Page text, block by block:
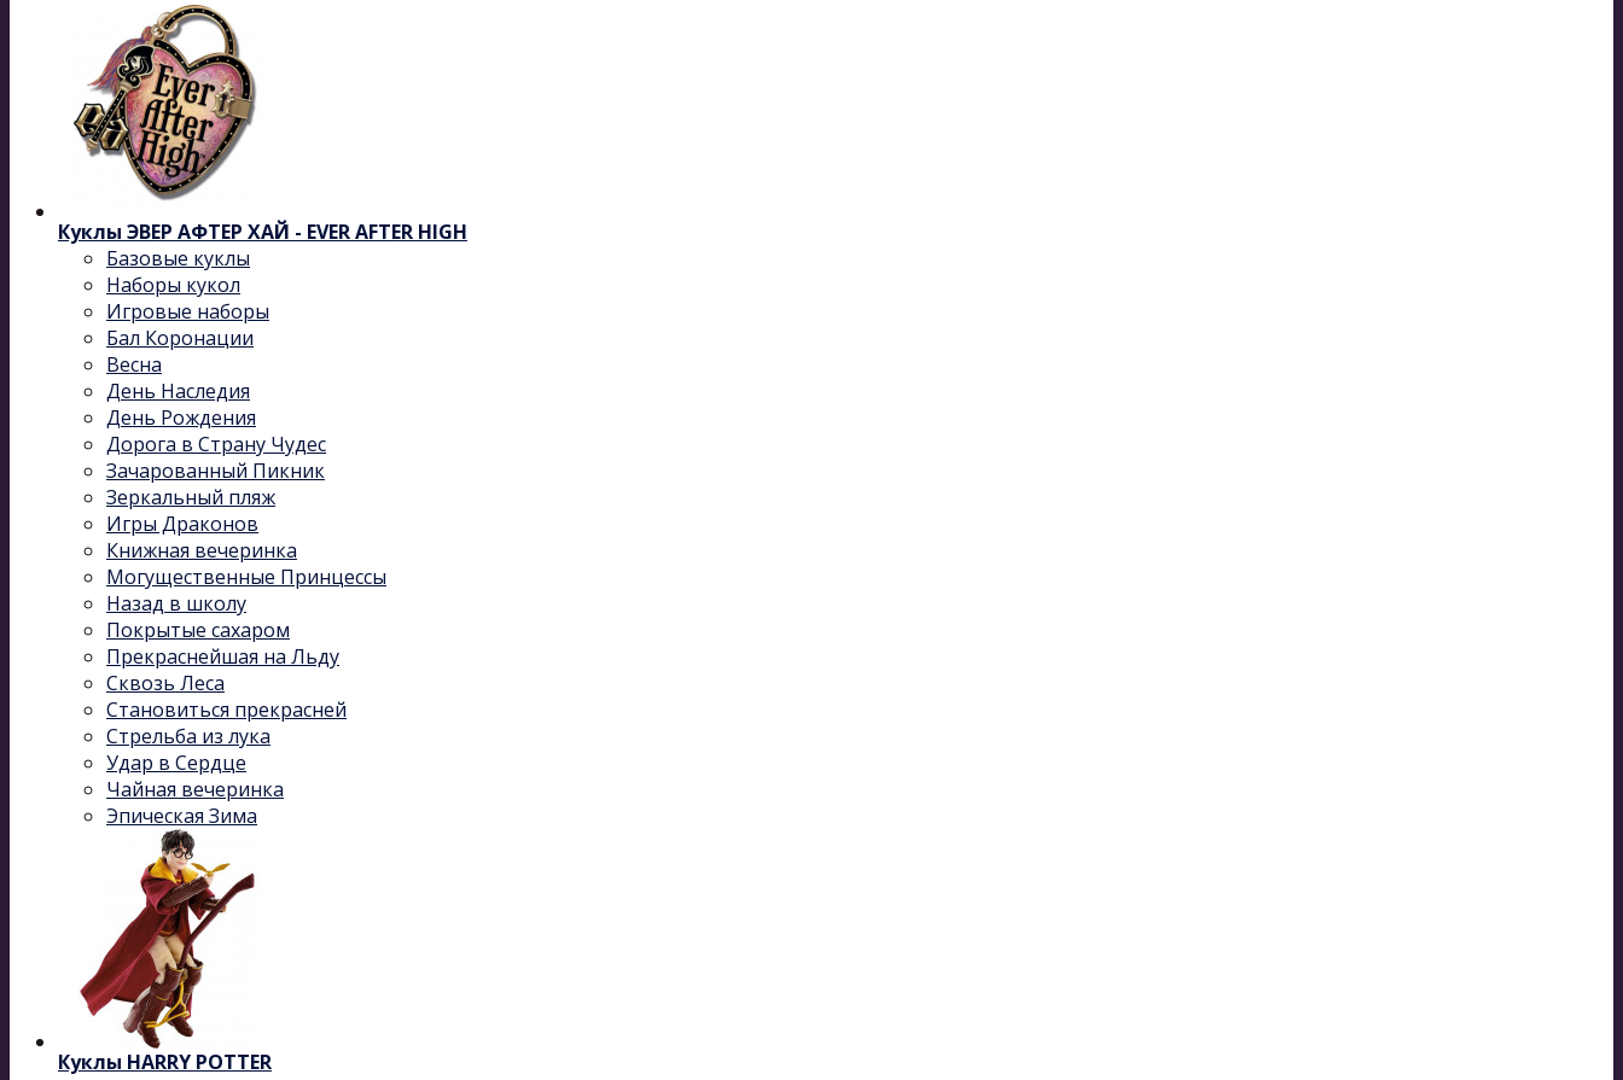
Куклы ЭВЕР АФТЕР ХАЙ - EVER AFTER HIGH
Базовые куклы
Наборы кукол
Игровые наборы
Бал Коронации
Весна
День Наследия
День Рождения
Дорога в Страну Чудес
Зачарованный Пикник
Зеркальный пляж
Игры Драконов
Книжная вечеринка
Могущественные Принцессы
Назад в школу
Покрытые сахаром
Прекраснейшая на Льду
Сквозь Леса
Становиться прекрасней
Стрельба из лука
Удар в Сердце
Чайная вечеринка
Эпическая Зима
Куклы HARRY POTTER